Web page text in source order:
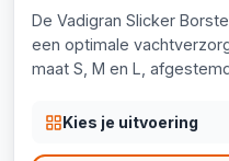
De Vadigran Slicker
een optimale
maat S, M en L,
Kies je uitvoering